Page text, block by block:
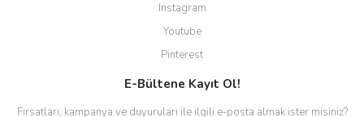
Instagram
Youtube
Pinterest
E-Bültene Kayıt Ol!
Fırsatları, kampanya ve duyuruları ile ilgili e-posta almak ister misiniz?